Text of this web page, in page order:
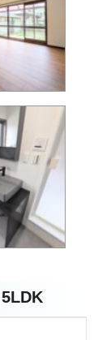
5LDK